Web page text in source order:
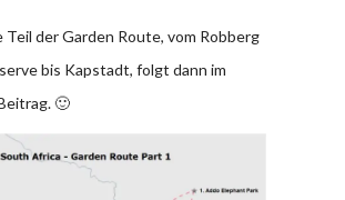
Teil der Garden Route, vom Robberg
bis Kapstadt, folgt dann im
🙂